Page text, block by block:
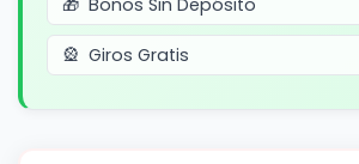
Giros Gratis